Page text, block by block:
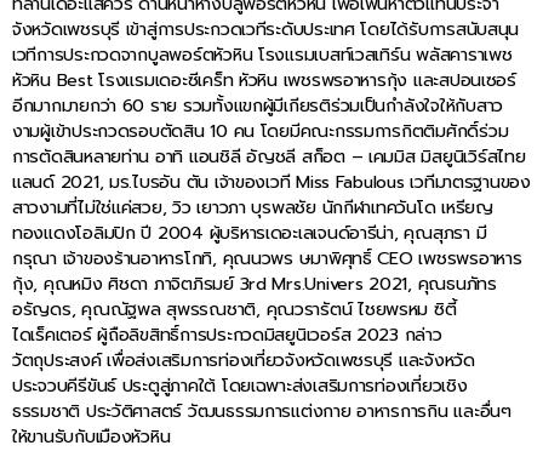
จังหวัดเพชรบุรี เข้าสู่การประกวดเวทีระดับประเทศ โดยได้รับการสนับสนุน
เวทีการประกวดจากบูลพอร์ตหัวหิน โรงแรมเบสท์เวสเทิร์น พลัสคาราเพช
หัวหิน Best โรงแรมเดอะซีเคร็ท หัวหิน เพชรพรอาหารกุ้ง และสปอนเซอร์
อีกมากมายกว่า 60 ราย รวมทั้งแขกผู้มีเกียรติร่วมเป็นกำลังใจให้กับสาว
งามผู้เข้าประกวดรอบตัดสิน 10 คน โดยมีคณะกรรมการกิตติมศักดิ์ร่วม
การตัดสินหลายท่าน อาทิ แอนชิลี อัญชลี สก็อต – เคมมิส มิสยูนิเวิร์สไทย
แลนด์ 2021, มร.ไบรอัน ตัน เจ้าของเวที Miss Fabulous เวทีมาตรฐานของ
สาวงามที่ไม่ใช่แค่สวย, วิว เยาวภา บุรพลชัย นักกีฬาเทควันโด เหรียญ
ทองแดงโอลิมปิก ปี 2004 ผู้บริหารเดอะเลเจนด์อารีน่า, คุณสุภรา มี
กรุณา เจ้าของร้านอาหารโกทิ, คุณนวพร ษมาพิศุทธิ์ CEO เพชรพรอาหาร
กุ้ง, คุณหมิง ศิชดา ภาจิตภิรมย์ 3rd Mrs.Univers 2021, คุณธนภัทร
อรัญดร, คุณณัฐพล สุพรรณชาติ, คุณวรารัตน์ ไชยพรหม ซิตี้
ไดเร็คเตอร์ ผู้ถือลิขสิทธิ์การประกวดมิสยูนิเวอร์ส 2023 กล่าว
วัตถุประสงค์ เพื่อส่งเสริมการท่องเที่ยวจังหวัดเพชรบุรี และจังหวัด
ประจวบคีรีขันธ์ ประตูสู่ภาคใต้ โดยเฉพาะส่งเสริมการท่องเที่ยวเชิง
ธรรมชาติ ประวัติศาสตร์ วัฒนธรรมการแต่งกาย อาหารการกิน และอื่นๆ
ให้ขานรับกับเมืองหัวหิน